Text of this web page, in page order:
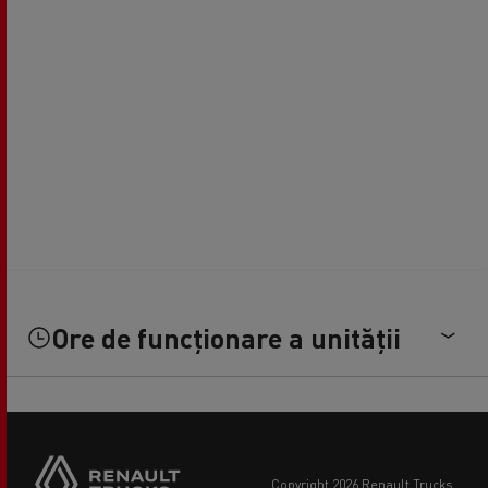
Ore de funcționare a unității
copyright 2026 Renault Trucks